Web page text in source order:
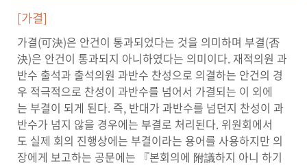
의
회
자
료
실
열
린
마
당
[가결]
가결(可決)은 안건이 통과되었다는 것을 의미하며 부결(否
決)은 안건이 통과되지 아니하였다는 의미이다. 재적의원 과
반수 출석과 출석의원 과반수 찬성으로 의결하는 안건의 경
우 적극적으로 찬성이 과반수를 넘어서 가결되는 이 외에
는 부결이 되게 된다. 즉, 반대가 과반수를 넘던지 찬성이 과
반수가 넘지 않을 경우에는 부결로 처리된다. 위원회에서
도 실제 회의 진행상에는 부결이라는 용어를 사용하지만 의
장에게 보고하는 공문에는 『본회의에 附議하지 아니 하기